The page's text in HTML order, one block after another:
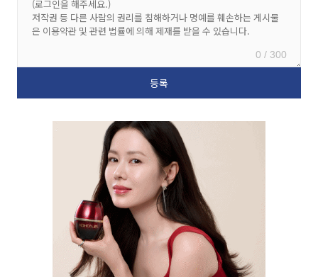
0 / 300